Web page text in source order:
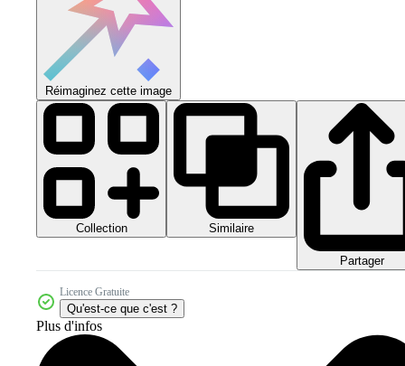
Réimaginez cette image
Collection Similaire
Partager
Licence Gratuite
Qu'est-ce que c'est ?
Plus d'infos